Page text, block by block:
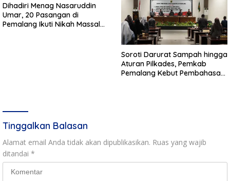
Dihadiri Menag Nasaruddin
Umar, 20 Pasangan di
Pemalang Ikuti Nikah Massal
Soroti Darurat Sampah hingga
Aturan Pilkades, Pemkab
Pemalang Kebut Pembahasan
Tinggalkan Balasan
Alamat email Anda tidak akan dipublikasikan. Ruas yang wajib
ditandai *